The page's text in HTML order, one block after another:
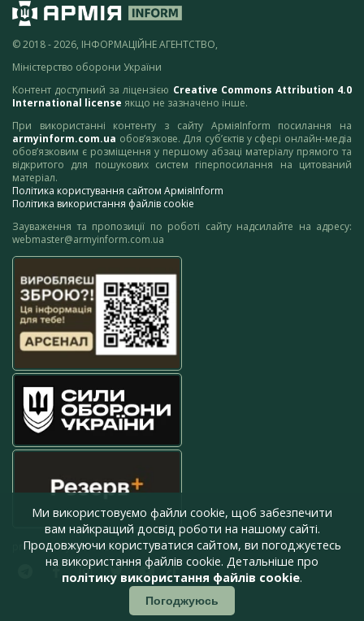
© 2018 - 2026, ІНФОРМАЦІЙНЕ АГЕНТСТВО,
Міністерство оборони України
Контент доступний за ліцензією Creative Commons Attribution 4.0
International license якщо не зазначено інше.
При використанні контенту з сайту АрміяInform посилання на
armyinform.com.ua обов’язкове. Для суб’єктів у сфері онлайн-медіа
обов’язковим є розміщення у першому абзаці матеріалу прямого та
відкритого для пошукових систем гіперпосилання на цитований
матеріал.
Політика користування сайтом АрміяInform
Політика використання файлів cookie
Зауваження та пропозиції по роботі сайту надсилайте на адресу:
webmaster@armyinform.com.ua
press@armyinform.com.ua
Ми використовуємо файли cookie, щоб забезпечити
вам найкращий досвід роботи на нашому сайті.
Продовжуючи користуватися сайтом, ви погоджуєтесь
на використання файлів cookie. Детальніше про
політику використання файлів cookie.
Погоджуюсь